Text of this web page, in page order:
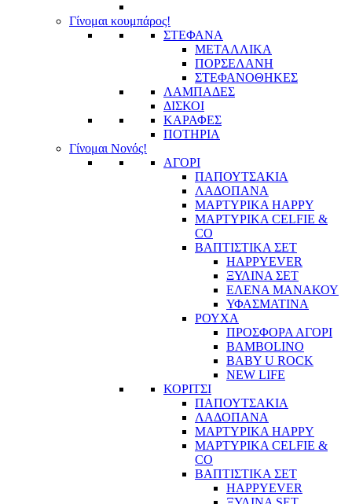
Γίνομαι κουμπάρος!
ΣΤΕΦΑΝΑ
ΜΕΤΑΛΛΙΚΑ
ΠΟΡΣΕΛΑΝΗ
ΣΤΕΦΑΝΟΘΗΚΕΣ
ΛΑΜΠΑΔΕΣ
ΔΙΣΚΟΙ
ΚΑΡΑΦΕΣ
ΠΟΤΗΡΙΑ
Γίνομαι Νονός!
ΑΓΟΡΙ
ΠΑΠΟΥΤΣΑΚΙΑ
ΛΑΔΟΠΑΝΑ
ΜΑΡΤΥΡΙΚΑ HAPPY
ΜΑΡΤΥΡΙΚΑ CELFIE &
CO
ΒΑΠΤΙΣΤΙΚΑ ΣΕΤ
HAPPYEVER
ΞΥΛΙΝΑ ΣΕΤ
ΕΛΕΝΑ ΜΑΝΑΚΟΥ
ΥΦΑΣΜΑΤΙΝΑ
ΡΟΥΧΑ
ΠΡΟΣΦΟΡΑ ΑΓΟΡΙ
BAMBOLINO
BABY U ROCK
NEW LIFE
ΚΟΡΙΤΣΙ
ΠΑΠΟΥΤΣΑΚΙΑ
ΛΑΔΟΠΑΝΑ
ΜΑΡΤΥΡΙΚΑ HAPPY
ΜΑΡΤΥΡΙΚΑ CELFIE &
CO
ΒΑΠΤΙΣΤΙΚΑ ΣΕΤ
HAPPYEVER